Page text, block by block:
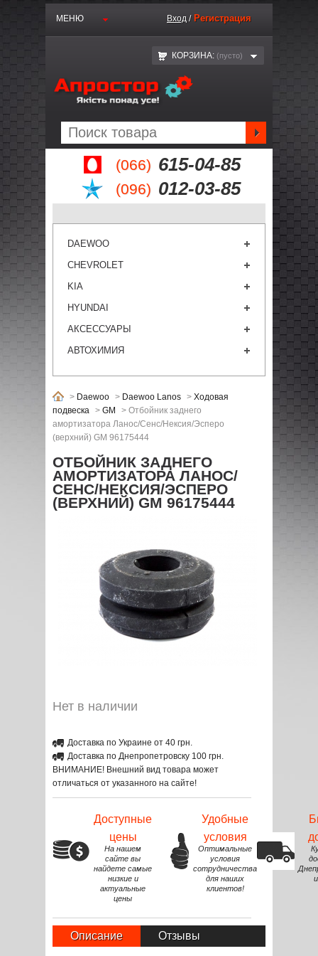
(066) 615-04-85
(096) 012-03-85
МЕНЮ Вход / Регистрация
КОРЗИНА: (пустo)
DAEWOO
CHEVROLET
KIA
HYUNDAI
АКСЕССУАРЫ
АВТОХИМИЯ
> Daewoo > Daewoo Lanos > Ходовая
подвеска > GM > Отбойник заднего
амoртизатора Ланос/Сенс/Нексия/Эсперо
(верхний) GM 96175444
ОТБОЙНИК ЗАДНЕГО
АМOРТИЗАТОРА ЛАНОС/
СЕНС/НЕКСИЯ/ЭСПЕРО
(ВЕРХНИЙ) GM 96175444
Нет в наличии
Доставка по Украине от 40 грн.
Доставка по Днепропетровску 100 грн.
ВНИМАНИЕ! Внешний вид товара может
отличаться от указанного на сайте!
Доступные
цены
На нашем
сайте вы
найдете самые
низкие и
актуальные
цены
Удобные
условия
Оптимальные
условия
сотрудничества
для наших
клиентов!
Описание Отзывы